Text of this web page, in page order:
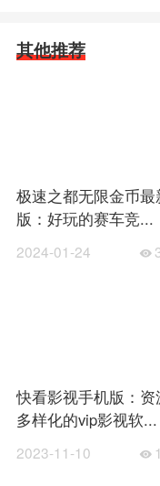
其他推荐
极速之都无限金币最
版：好玩的赛车竞...
2024-01-24
快看影视手机版：资
多样化的vip影视软...
2023-11-10